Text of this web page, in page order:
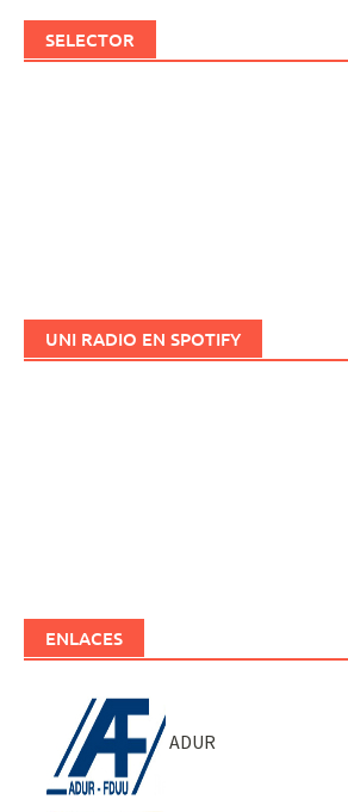
SELECTOR
UNI RADIO EN SPOTIFY
ENLACES
ADUR